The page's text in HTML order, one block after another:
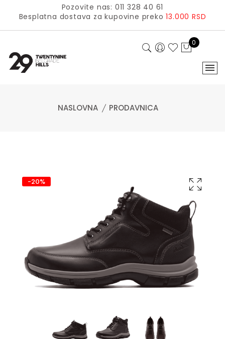
Pozovite nas: 011 328 40 61
Besplatna dostava za kupovine preko13.000 RSD
0
NASLOVNA PRODAVNICA
-20%